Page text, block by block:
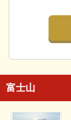
富士山